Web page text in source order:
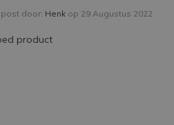
door: Henk op 29 Augustus 2022
product